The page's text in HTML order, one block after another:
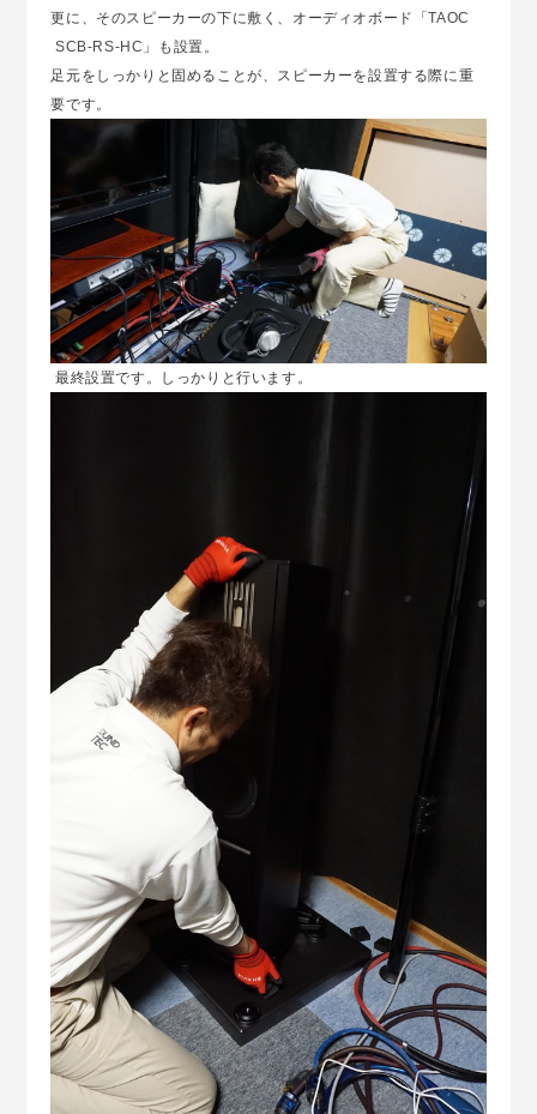
更に、そのスピーカーの下に敷く、オーディオボード「TAOC
SCB-RS-HC 」も設置。
足元をしっかりと固めることが、スピーカーを設置する際に重
要です。
最終設置です。しっかりと行います。